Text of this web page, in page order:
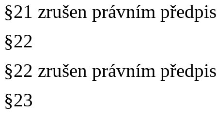
§21 zrušen právním
§22
§22 zrušen právním
§23